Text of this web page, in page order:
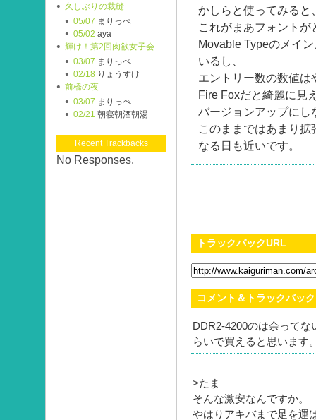
かしらと使ってみると
これがまあフォント
Movable Typeのメイ
いるし、
エントリー数の数値は
Fire Foxだと綺麗に見
バージョンアップにし
このままではあまり
なる日も近いです。
トラックバックURL
コメント＆トラックバック
DDR2-4200のは余って
らいで買えると思います
>たま
そんな激安なんですか。
やはりアキバまで足を運
久しぶりの裁縫
05/07 まりっぺ
05/02 aya
輝け！第2回肉欲女子会
03/07 まりっぺ
02/18 りょうすけ
前橋の夜
03/07 まりっぺ
02/21 朝寝朝酒朝湯
Recent Trackbacks
No Responses.